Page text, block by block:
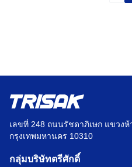
เลขที่ 248 ถนนรัชดาภิเษก แขวงห้
กรุงเทพมหานคร 10310
กลุ่มบริษัทตรีศักดิ์